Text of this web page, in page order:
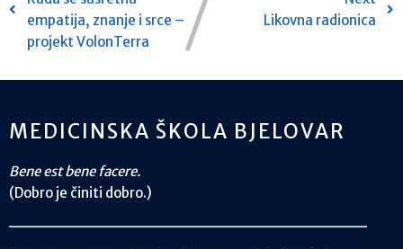
empatija, znanje i srce –
projekt VolonTerra
Likovna radionica
MEDICINSKA ŠKOLA BJELOVAR
Bene est bene facere.
(Dobro je činiti dobro.)